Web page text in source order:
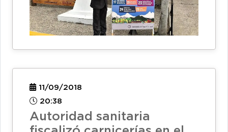
11/09/2018
20:38
Autoridad sanitaria